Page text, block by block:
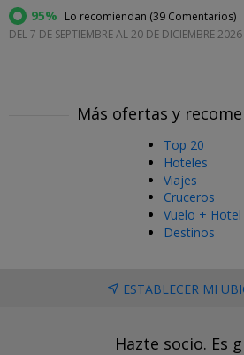
95% Lo recomiendan (39 Comentarios)
DEL 7 DE SEPTIEMBRE AL 20 DE DICIEMBRE 2026
Más ofertas y
Top 20
Hoteles
Viajes
Cruceros
Vuelo + Hotel
Destinos
ESTABLECER MI
Hazte socio. Es